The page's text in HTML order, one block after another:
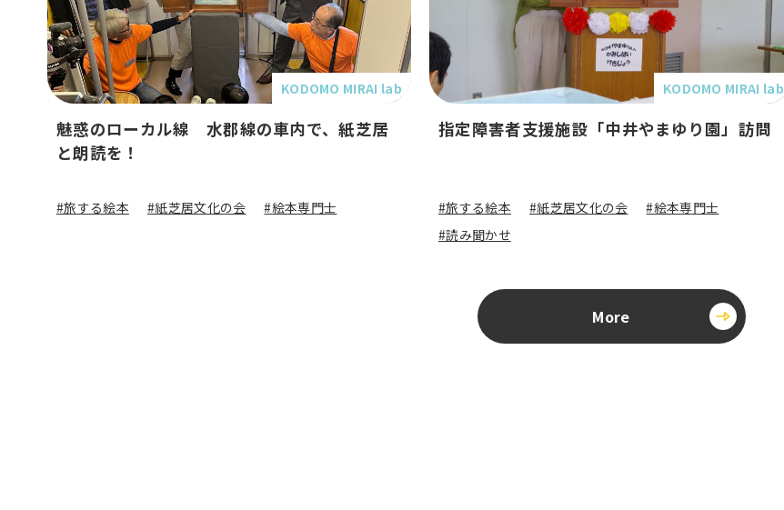
KODOMO MIRAI lab
魅惑のローカル線 水郡線の車内で、紙芝居
と朗読を！
#旅する絵本 #紙芝居文化の会 #絵本専門士
KODOMO MIRAI lab
指定障害者支援施設「中井やまゆり園」訪問
#旅する絵本 #紙芝居文化の会
#絵本専門士
#読み聞かせ
More